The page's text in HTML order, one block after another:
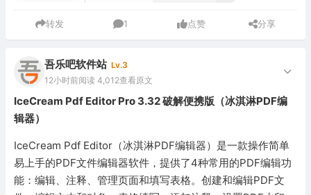
转发 1 点赞 分享
吾乐吧软件站 Lv.3
12小时前阅读 4,012查看原文
IceCream Pdf Editor Pro 3.32 破解便携版（冰淇淋PDF编
辑器）
IceCream Pdf Editor（冰淇淋PDF编辑器）是一款操作简单
易上手的PDF文件编辑器软件，提供了4种常用的PDF编辑功
能：编辑、注释、管理页面和填写表格。创建和编辑PDF文